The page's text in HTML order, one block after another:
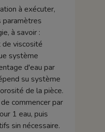
à exécuter,
paramètres
à savoir :
viscosité
système
d'eau par
su système
de la pièce.
commencer par
1 eau, puis
sin nécessaire.